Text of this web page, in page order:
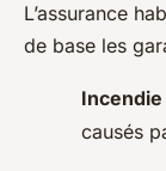
L’assurance
de base les
Incendie
causés